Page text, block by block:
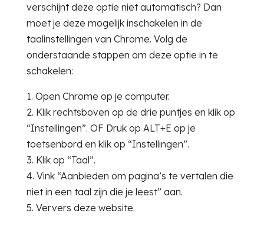
verschijnt deze optie niet automatisch? Dan
moet je deze mogelijk inschakelen in de
taalinstellingen van Chrome. Volg de
onderstaande stappen om deze optie in te
schakelen:
Open Chrome op je computer.
Klik rechtsboven op de drie puntjes en klik op
“Instellingen”. OF Druk op ALT+E op je
toetsenbord en klik op “Instellingen”.
Klik op “Taal”.
Vink “Aanbieden om pagina’s te vertalen die
niet in een taal zijn die je leest” aan.
Ververs deze website.